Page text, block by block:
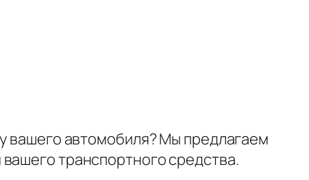
вашего автомобиля? Мы предлагаем
транспортного средства.